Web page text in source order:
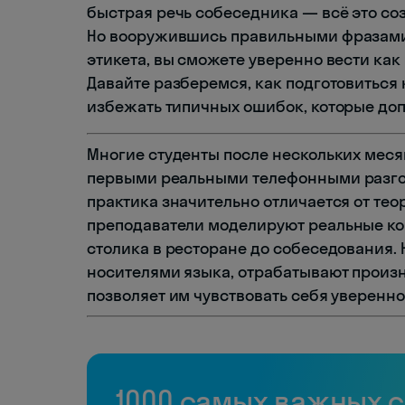
быстрая речь собеседника — всё это
Но вооружившись правильными
этикета, вы сможете уверенно вести
Давайте разберемся, как
избежать типичных ошибок, которые
Многие студенты после нескольких
первыми реальными телефонными
практика значительно отличается от
преподаватели моделируют реальные
столика в ресторане до
носителями языка, отрабатывают
позволяет им чувствовать себя